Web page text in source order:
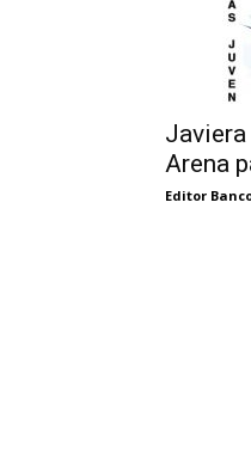
Arena
Editor